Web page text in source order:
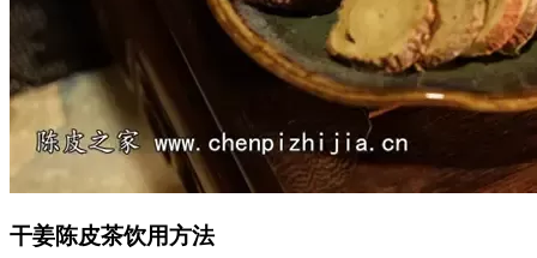
干姜陈皮茶饮用方法